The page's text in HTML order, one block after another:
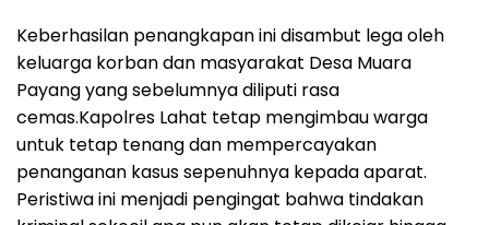
Keberhasilan penangkapan ini disambut lega oleh
keluarga korban dan masyarakat Desa Muara
Payang yang sebelumnya diliputi rasa
cemas.Kapolres Lahat tetap mengimbau warga
untuk tetap tenang dan mempercayakan
penanganan kasus sepenuhnya kepada aparat.
Peristiwa ini menjadi pengingat bahwa tindakan